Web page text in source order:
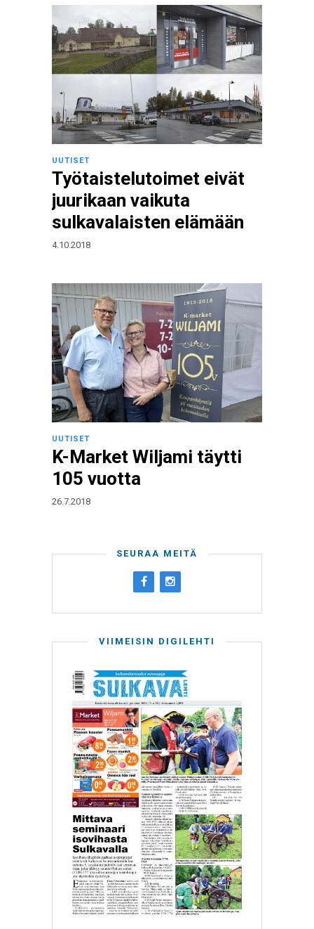
UUTISET
Työtaistelutoimet eivät
juurikaan vaikuta
sulkavalaisten elämään
4.10.2018
UUTISET
K-Market Wiljami täytti
105 vuotta
26.7.2018
SEURAA MEITÄ
VIIMEISIN DIGILEHTI